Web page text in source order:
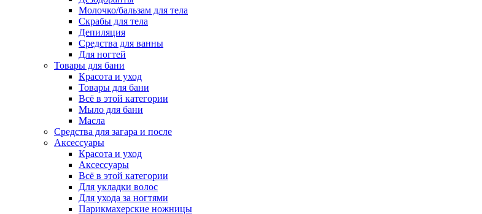
Молочко/бальзам для тела
Скрабы для тела
Депиляция
Средства для ванны
Для ногтей
Товары для бани
Красота и уход
Товары для бани
Всё в этой категории
Мыло для бани
Масла
Средства для загара и после
Аксессуары
Красота и уход
Аксессуары
Всё в этой категории
Для укладки волос
Для ухода за ногтями
Парикмахерские ножницы